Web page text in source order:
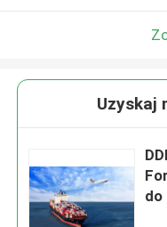
Uzyskaj
do